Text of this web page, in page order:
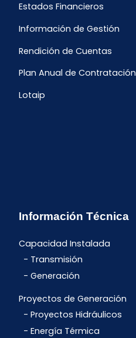
Estados Financieros
Información de Gestión
Rendición de Cuentas
Plan Anual de Contratación
Lotaip
Información Técnica
Capacidad Instalada
Transmisión
Generación
Proyectos de Generación
Proyectos Hidráulicos
Energía Térmica